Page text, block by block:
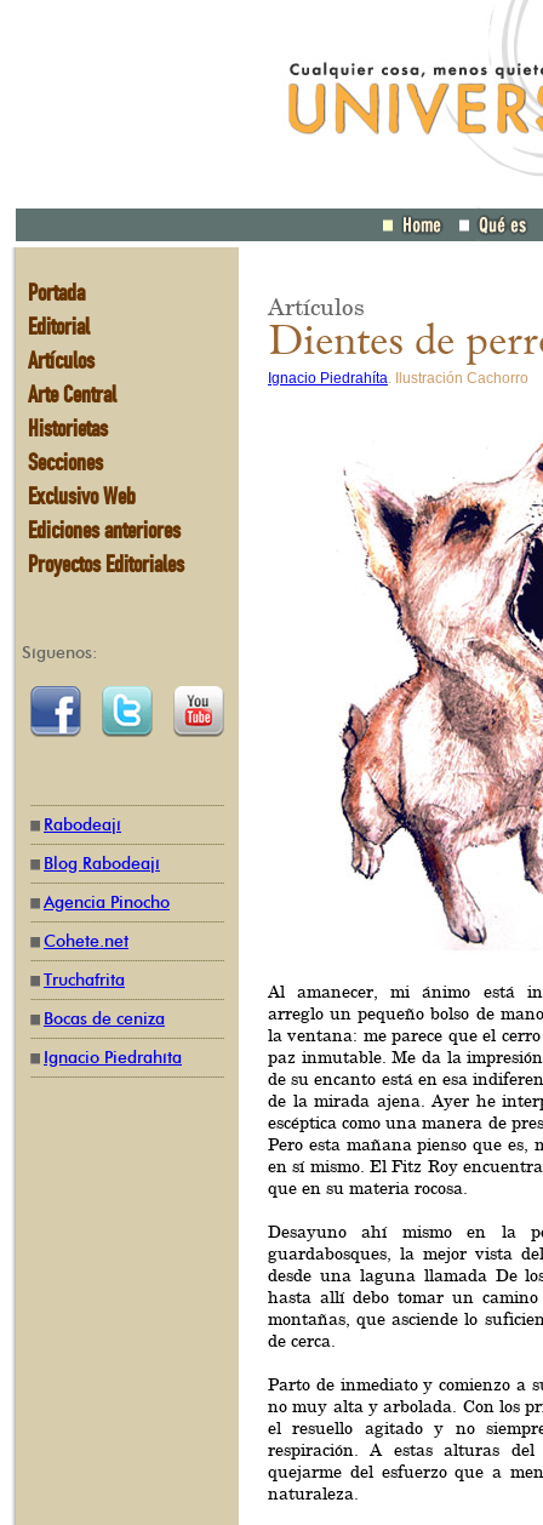
Portada
Editorial
Artículos
Arte Central
Historietas
Secciones
Exclusivo Web
Ediciones anteriores
Proyectos Editoriales
Síguenos:
Rabodeají
Blog Rabodeají
Agencia Pinocho
Cohete.net
Truchafrita
Bocas de ceniza
Ignacio Piedrahíta
Artículos
Dientes de
Ignacio Piedrahíta. Ilustración Cachorro
Al amanecer, mi ánimo está
arreglo un pequeño bolso de
la ventana: me parece que el
paz inmutable. Me da la
de su encanto está en esa
de la mirada ajena. Ayer he
escéptica como una manera de
Pero esta mañana pienso que es,
en sí mismo. El Fitz Roy
que en su materia rocosa.
Desayuno ahí mismo en la
guardabosques, la mejor vista
desde una laguna llamada De
hasta allí debo tomar un
montañas, que asciende lo
de cerca.
Parto de inmediato y comienzo a
no muy alta y arbolada. Con los
el resuello agitado y no
respiración. A estas alturas
quejarme del esfuerzo que a
naturaleza.